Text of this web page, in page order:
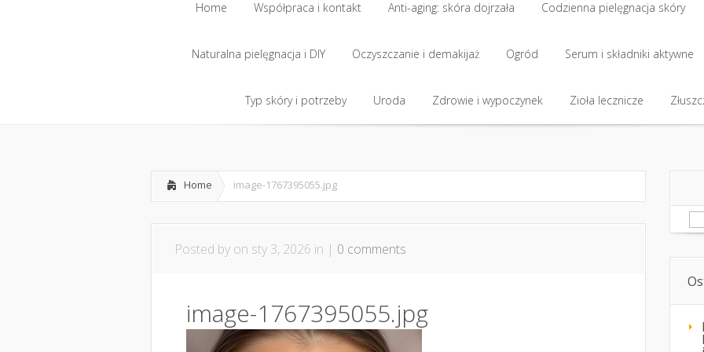
Home
Home
Współpraca i kontakt
Współpraca i kontakt
Anti-aging: skóra dojrzała
Anti-aging: skóra dojrzała
Codzienna pielęgnacja skóry
Codzienna pielęgnacja skóry
Naturalna pielęgnacja i DIY
Naturalna pielęgnacja i DIY
Oczyszczanie i demakijaż
Oczyszczanie i demakijaż
Ogród
Ogród
Serum i składniki aktywne
Serum i składniki aktywne
Typ skóry i potrzeby Uroda Zdrowie i wypoczynek Zioła lecznicze
Home image-1767395055.jpg
Posted by on sty 3, 2026 in | 0 comments
image-1767395055.jpg